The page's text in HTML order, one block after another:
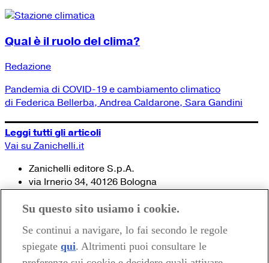
Qual è il ruolo del clima?
Redazione
Pandemia di COVID-19 e cambiamento climatico
di Federica Bellerba, Andrea Caldarone, Sara Gandini
Leggi tutti gli articoli
Vai su Zanichelli.it
Zanichelli editore S.p.A.
via Irnerio 34, 40126 Bologna
Tel. 051- 293.111 / 245.024
© 2020 Zanichelli Editore spa
Su questo sito usiamo i cookie.
Se continui a navigare, lo fai secondo le regole
spiegate qui. Altrimenti puoi consultare le